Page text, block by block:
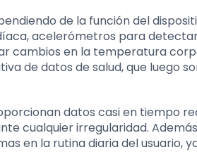
de la función del
acelerómetros para
cambios en la temperatura
de datos de salud, que luego
datos casi en tiempo
cualquier irregularidad.
en la rutina diaria del usuario,